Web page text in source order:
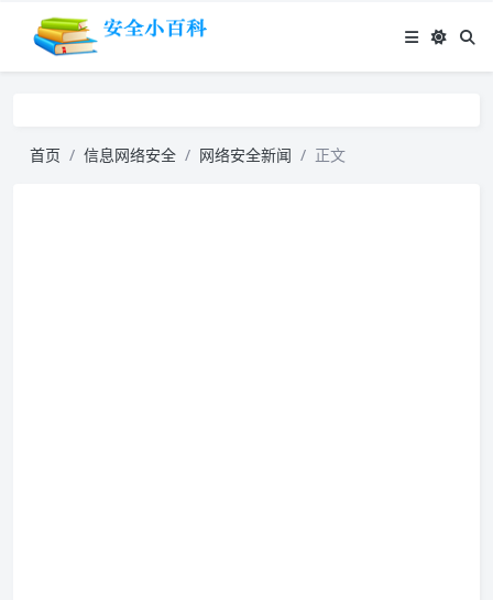
首页 信息网络安全 网络安全新闻 正文